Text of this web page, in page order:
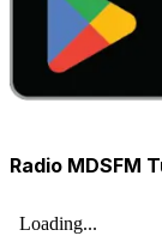
Radio MDSFM